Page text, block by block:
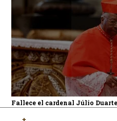
Fallece el cardenal Júlio